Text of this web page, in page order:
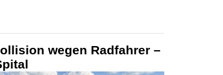
wegen Radfahrer –